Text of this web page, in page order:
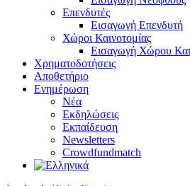
Επενδυτές
Εισαγωγή Επενδυτή
Χώροι Καινοτομίας
Εισαγωγή Χώρου
Χρηματοδοτήσεις
Αποθετήριο
Ενημέρωση
Νέα
Εκδηλώσεις
Εκπαίδευση
Newsletters
Crowdfundmatch